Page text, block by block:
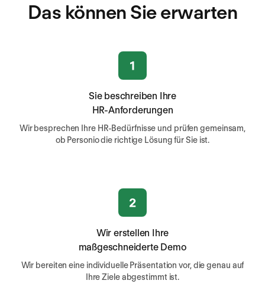
Das können Sie erwarten
Sie beschreiben Ihre
HR-Anforderungen
Wir besprechen Ihre HR-Bedürfnisse und prüfen gemeinsam,
ob Personio die richtige Lösung für Sie ist.
Wir erstellen Ihre
maßgeschneiderte Demo
Wir bereiten eine individuelle Präsentation vor, die genau auf
Ihre Ziele abgestimmt ist.